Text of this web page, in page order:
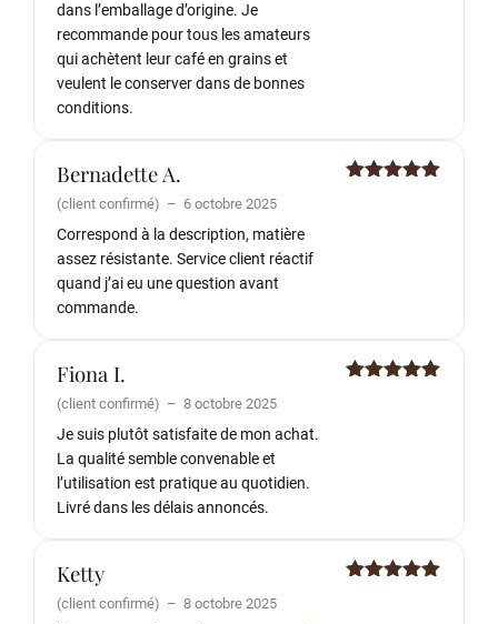
dans l’emballage d’origine. Je
recommande pour tous les amateurs
qui achètent leur café en grains et
veulent le conserver dans de bonnes
conditions.
Bernadette A.
(client confirmé) – 6 octobre 2025
Correspond à la description, matière
assez résistante. Service client réactif
quand j’ai eu une question avant
commande.
Fiona I.
(client confirmé) – 8 octobre 2025
Je suis plutôt satisfaite de mon achat.
La qualité semble convenable et
l’utilisation est pratique au quotidien.
Livré dans les délais annoncés.
Ketty
(client confirmé) – 8 octobre 2025